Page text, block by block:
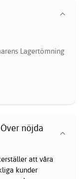
Lagertömning
nöjda
att våra
kunder